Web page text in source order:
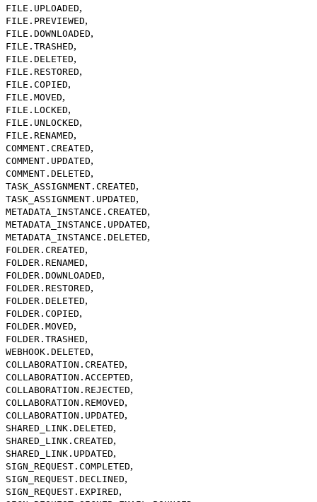
FILE.UPLOADED,
FILE.PREVIEWED,
FILE.DOWNLOADED,
FILE.TRASHED,
FILE.DELETED,
FILE.RESTORED,
FILE.COPIED,
FILE.MOVED,
FILE.LOCKED,
FILE.UNLOCKED,
FILE.RENAMED,
COMMENT.CREATED,
COMMENT.UPDATED,
COMMENT.DELETED,
TASK_ASSIGNMENT.CREATED,
TASK_ASSIGNMENT.UPDATED,
METADATA_INSTANCE.CREATED,
METADATA_INSTANCE.UPDATED,
METADATA_INSTANCE.DELETED,
FOLDER.CREATED,
FOLDER.RENAMED,
FOLDER.DOWNLOADED,
FOLDER.RESTORED,
FOLDER.DELETED,
FOLDER.COPIED,
FOLDER.MOVED,
FOLDER.TRASHED,
WEBHOOK.DELETED,
COLLABORATION.CREATED,
COLLABORATION.ACCEPTED,
COLLABORATION.REJECTED,
COLLABORATION.REMOVED,
COLLABORATION.UPDATED,
SHARED_LINK.DELETED,
SHARED_LINK.CREATED,
SHARED_LINK.UPDATED,
SIGN_REQUEST.COMPLETED,
SIGN_REQUEST.DECLINED,
SIGN_REQUEST.EXPIRED,